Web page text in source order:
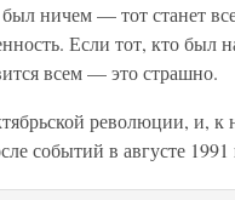
ничем — тот станет
Если тот, кто был
всем — это страшно.
революции, и, к
событий в августе 1991